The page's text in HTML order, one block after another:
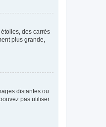
des carrés
plus grande,
distantes ou
pas utiliser